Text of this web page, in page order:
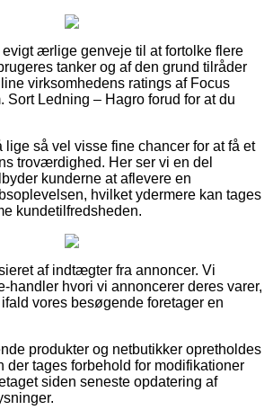
ærlige genveje til at fortolke flere
tanker og af den grund tilråder
virksomhedens ratings af Focus
Sort Ledning – Hagro forud for at du
lige så vel visse fine chancer for at få et
troværdighed. Her ser vi en del
kunderne at aflevere en
hvilket ydermere kan tages
kundetilfredsheden.
af indtægter fra annoncer. Vi
handler hvori vi annoncerer deres varer,
vores besøgende foretager en
produkter og netbutikker opretholdes
der tages forbehold for modifikationer
siden seneste opdatering af